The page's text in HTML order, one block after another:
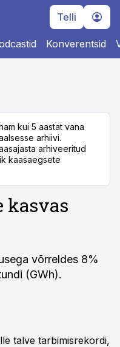
Telli
Konverentsid
kui 5 aastat vana
arhiivi.
arhiveeritud
kaasaegsete
võrreldes 8%
(GWh).
talve tarbimisrekordi,